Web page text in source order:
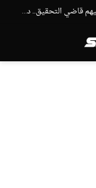
أيت منا: “كاع لي كانو كيساعدو الوداد عيط ليهم قاضي التحقيق.. دابا حتى شي واحد ما بقا باغي يعاون”